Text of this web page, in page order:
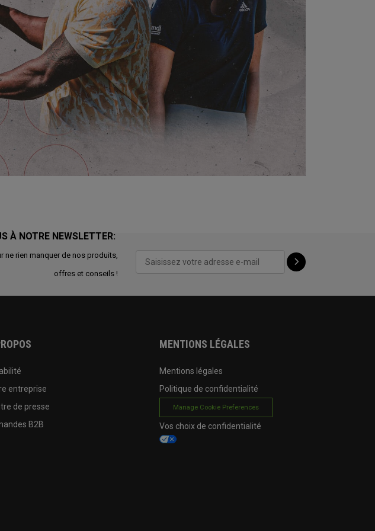
À NOTRE NEWSLETTER:
ne rien manquer de nos produits,
offres et conseils !
entreprise
de presse
B2B
MENTIONS LÉGALES
Mentions légales
Politique de confidentialité
Manage Cookie Preferences
Vos choix de confidentialité